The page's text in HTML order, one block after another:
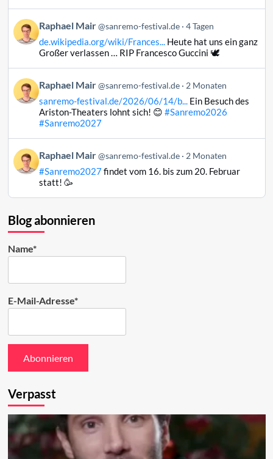
Bluesky
ansehen
Beitrag
von
Raphael
Bluesky
ansehen
Raphael Mair @sanremo-festival.de 4 Tagen
de.wikipedia.org/wiki/Frances...Heute hat uns ein ganz
Großer verlassen … RIP Francesco Guccini 🕊️
Beitrag
von
Raphael
ansehen
Raphael Mair @sanremo-festival.de 2 Monaten
sanremo-festival.de/2026/06/14/b...Ein Besuch des
Ariston-Theaters lohnt sich! 😊 #Sanremo2026
#Sanremo2027
Beitrag
von
Raphael
Bluesky
ansehen
Raphael Mair @sanremo-festival.de 2 Monaten
#Sanremo2027findet vom 16. bis zum 20. Februar
statt! 🥳
Blog abonnieren
Name*
E-Mail-Adresse*
Verpasst